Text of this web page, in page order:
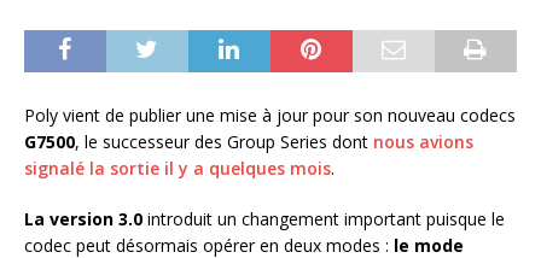
Poly vient de publier une mise à jour pour son nouveau codecs
G7500, le successeur des Group Series dont nous avions
signalé la sortie il y a quelques mois.
La version 3.0 introduit un changement important puisque le
codec peut désormais opérer en deux modes : le mode